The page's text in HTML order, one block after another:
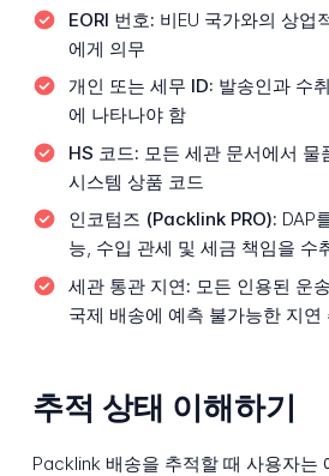
EORI 번호: 비EU 국가와의 상업
에게 의무
개인 또는 세무 ID: 발송인과 수
에 나타나야 함
HS 코드: 모든 세관 문서에서
시스템 상품 코드
인코텀즈 (Packlink PRO): DAP
능, 수입 관세 및 세금 책임을 수
세관 통관 지연: 모든 인용된 운
국제 배송에 예측 불가능한 지연
추적 상태 이해하기
Packlink 배송을 추적할 때 사용자는